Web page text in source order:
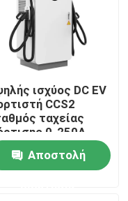
ισχύος DC EV
CCS2
ταχείας
0-250A
Αποστολή